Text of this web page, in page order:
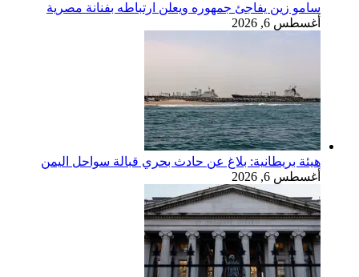
سامو زين يفاجئ جمهوره ويعلن ارتباطه بفنانة مصرية
أغسطس 6, 2026
هيئة بريطانية: بلاغ عن حادث بحري قبالة سواحل اليمن
أغسطس 6, 2026